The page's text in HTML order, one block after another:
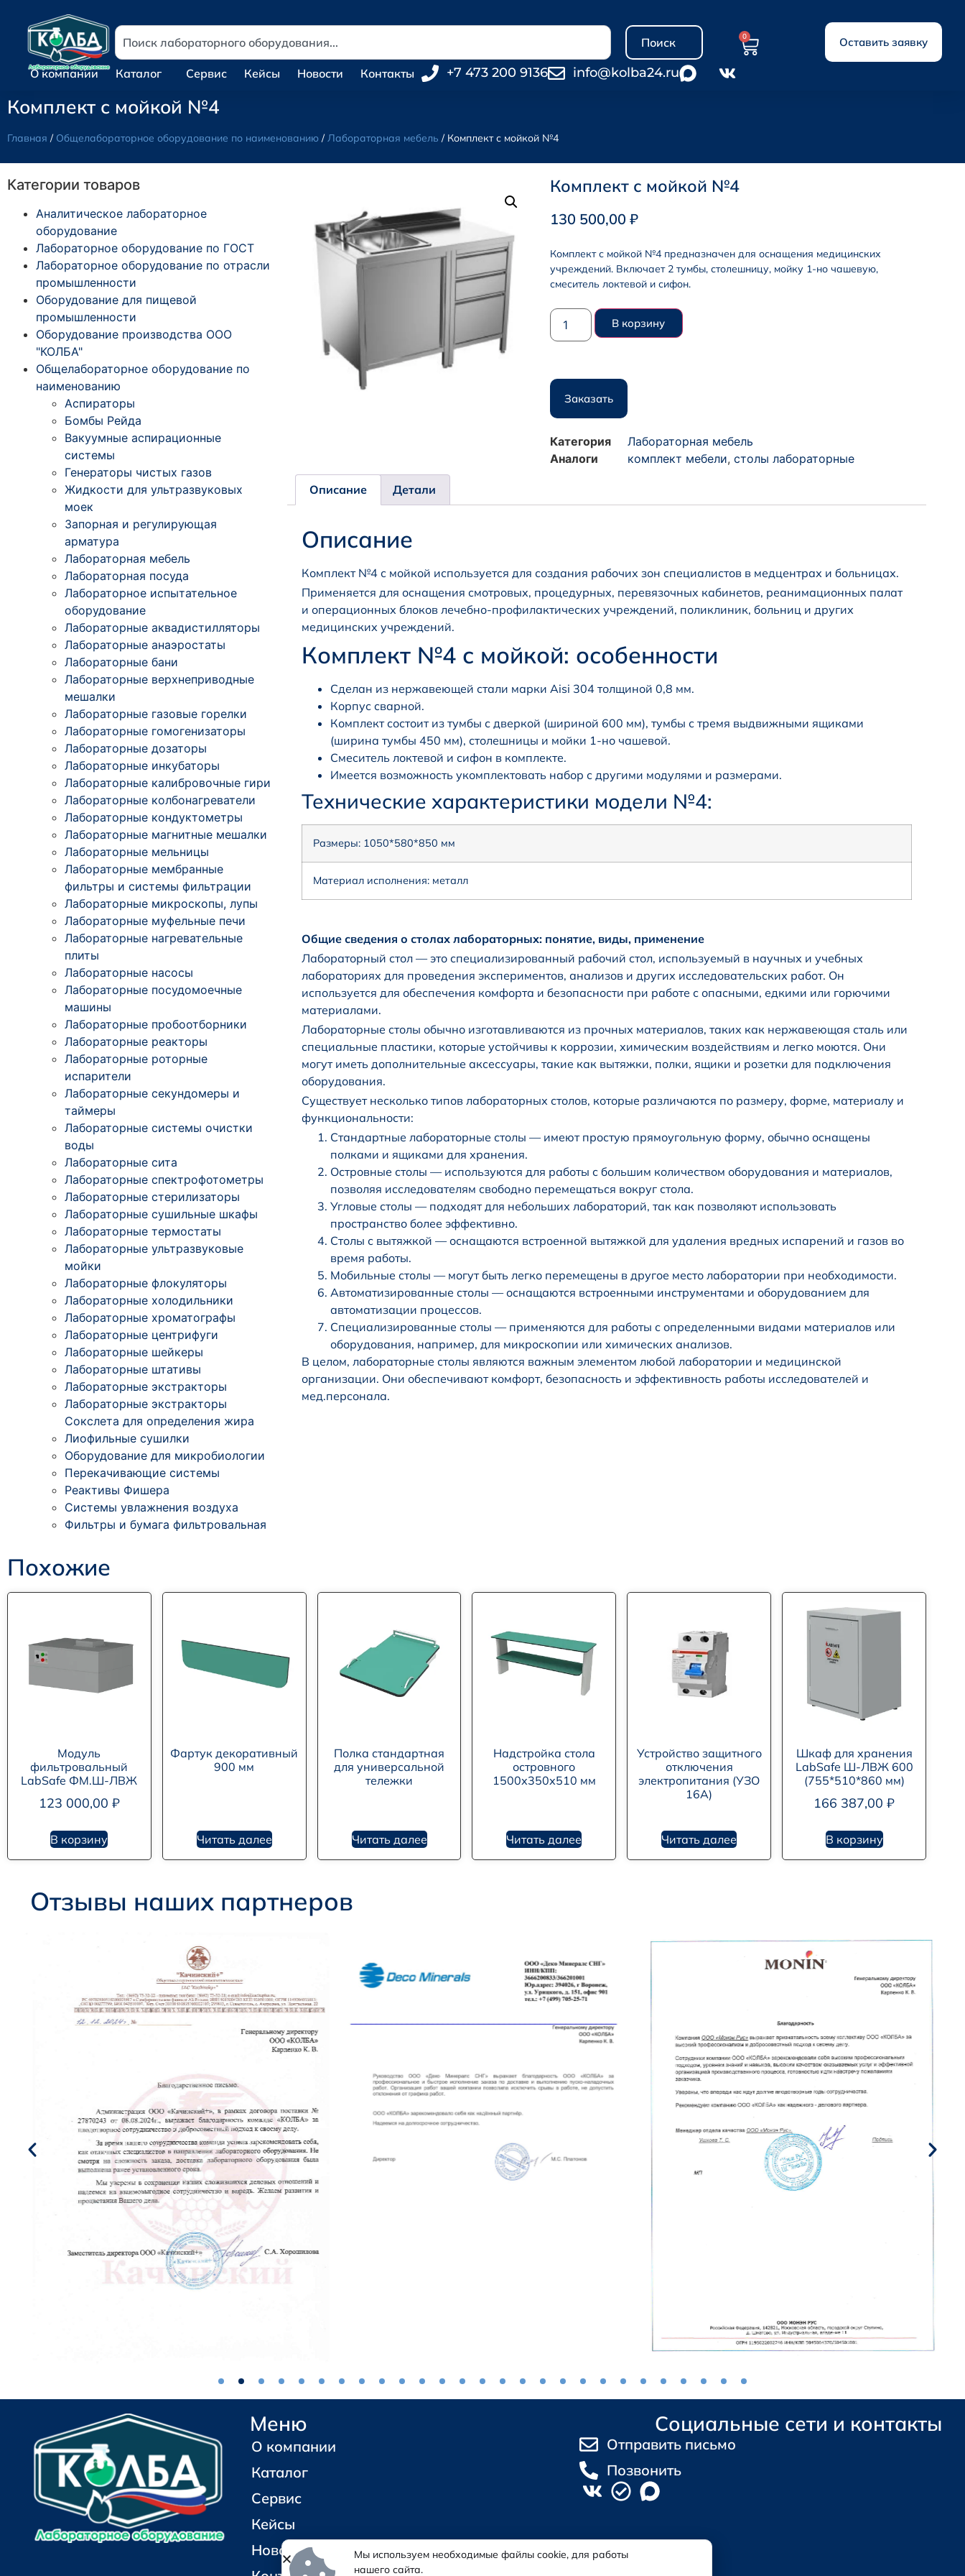
Поиск 0 Оставить заявку
О компании Каталог Сервис Кейсы Новости Контакты +7 473 200 9136 info@kolba24.ru
Комплект с мойкой №4
Главная / Общелабораторное оборудование по наименованию /Лабораторная мебель / Комплект с мойкой №4
Категории товаров
Аналитическое лабораторное
оборудование
Лабораторное оборудование по ГОСТ
Лабораторное оборудование по отрасли
промышленности
Оборудование для пищевой
промышленности
Оборудование производства ООО
"КОЛБА"
Общелабораторное оборудование по
наименованию
Аспираторы
Бомбы Рейда
Вакуумные аспирационные
системы
Генераторы чистых газов
Жидкости для ультразвуковых
моек
Запорная и регулирующая
арматура
Лабораторная мебель
Лабораторная посуда
Лабораторное испытательное
оборудование
Лабораторные аквадистилляторы
Лабораторные анаэростаты
Лабораторные бани
Лабораторные верхнеприводные
мешалки
Лабораторные газовые горелки
Лабораторные гомогенизаторы
Лабораторные дозаторы
Лабораторные инкубаторы
Лабораторные калибровочные гири
Лабораторные колбонагреватели
Лабораторные кондуктометры
Лабораторные магнитные мешалки
Лабораторные мельницы
Лабораторные мембранные
фильтры и системы фильтрации
Лабораторные микроскопы, лупы
Лабораторные муфельные печи
Лабораторные нагревательные
плиты
Лабораторные насосы
Лабораторные посудомоечные
машины
Лабораторные пробоотборники
Лабораторные реакторы
Лабораторные роторные
испарители
Лабораторные секундомеры и
таймеры
Лабораторные системы очистки
воды
Лабораторные сита
Лабораторные спектрофотометры
Лабораторные стерилизаторы
Лабораторные сушильные шкафы
Лабораторные термостаты
Лабораторные ультразвуковые
мойки
Лабораторные флокуляторы
Лабораторные холодильники
Лабораторные хроматографы
Лабораторные центрифуги
Лабораторные шейкеры
Лабораторные штативы
Лабораторные экстракторы
Лабораторные экстракторы
Сокслета для определения жира
Лиофильные сушилки
Оборудование для микробиологии
Перекачивающие системы
Реактивы Фишера
Системы увлажнения воздуха
Фильтры и бумага фильтровальная
Комплект с мойкой №4
130 500,00 ₽
Комплект с мойкой №4 предназначен для оснащения медицинских
учреждений. Включает 2 тумбы, столешницу, мойку 1-но чашевую,
смеситель локтевой и сифон.
В корзину
Заказать
Категория
Лабораторная мебель
Аналоги
комплект мебели, столы лабораторные
Описание Детали
Описание
Комплект №4 с мойкой используется для создания рабочих зон специалистов в медцентрах и больницах.
Применяется для оснащения смотровых, процедурных, перевязочных кабинетов, реанимационных палат
и операционных блоков лечебно-профилактических учреждений, поликлиник, больниц и других
медицинских учреждений.
Комплект №4 с мойкой: особенности
Сделан из нержавеющей стали марки Aisi 304 толщиной 0,8 мм.
Корпус сварной.
Комплект состоит из тумбы с дверкой (шириной 600 мм), тумбы с тремя выдвижными ящиками
(ширина тумбы 450 мм), столешницы и мойки 1-но чашевой.
Смеситель локтевой и сифон в комплекте.
Имеется возможность укомплектовать набор с другими модулями и размерами.
Технические характеристики модели №4:
Размеры: 1050*580*850 мм
Материал исполнения: металл
Общие сведения о столах лабораторных: понятие, виды, применение
Лабораторный стол — это специализированный рабочий стол, используемый в научных и учебных
лабораториях для проведения экспериментов, анализов и других исследовательских работ. Он
используется для обеспечения комфорта и безопасности при работе с опасными, едкими или горючими
материалами.
Лабораторные столы обычно изготавливаются из прочных материалов, таких как нержавеющая сталь или
специальные пластики, которые устойчивы к коррозии, химическим воздействиям и легко моются. Они
могут иметь дополнительные аксессуары, такие как вытяжки, полки, ящики и розетки для подключения
оборудования.
Существует несколько типов лабораторных столов, которые различаются по размеру, форме, материалу и
функциональности:
Стандартные лабораторные столы — имеют простую прямоугольную форму, обычно оснащены
полками и ящиками для хранения.
Островные столы — используются для работы с большим количеством оборудования и материалов,
позволяя исследователям свободно перемещаться вокруг стола.
Угловые столы — подходят для небольших лабораторий, так как позволяют использовать
пространство более эффективно.
Столы с вытяжкой — оснащаются встроенной вытяжкой для удаления вредных испарений и газов во
время работы.
Мобильные столы — могут быть легко перемещены в другое место лаборатории при необходимости.
Автоматизированные столы — оснащаются встроенными инструментами и оборудованием для
автоматизации процессов.
Специализированные столы — применяются для работы с определенными видами материалов или
оборудования, например, для микроскопии или химических анализов.
В целом, лабораторные столы являются важным элементом любой лаборатории и медицинской
организации. Они обеспечивают комфорт, безопасность и эффективность работы исследователей и
мед.персонала.
Похожие
Модуль
фильтровальный
LabSafe ФМ.Ш-ЛВЖ
123 000,00 ₽
В корзину
Фартук декоративный
900 мм
Читать далее
Полка стандартная
для универсальной
тележки
Читать далее
Надстройка стола
островного
1500х350х510 мм
Читать далее
Устройство защитного
отключения
электропитания (УЗО
16А)
Читать далее
Шкаф для хранения
LabSafe Ш-ЛВЖ 600
(755*510*860 мм)
166 387,00₽
В корзину
Отзывы наших партнеров
Меню
О компании
Каталог
Сервис
Кейсы
Новости
Социальные сети и контакты
Отправить письмо
Позвонить
Мы используем необходимые файлы cookie, для работы
нашего сайта.